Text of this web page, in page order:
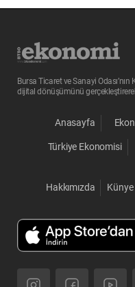
Bursa Ticaret ve Sanayi
dijital dönüşümünü
Anasayfa
Türkiye Ekonomisi
Hakkımızda Künye